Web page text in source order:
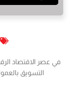
في عصر الاقتصاد
التسويق